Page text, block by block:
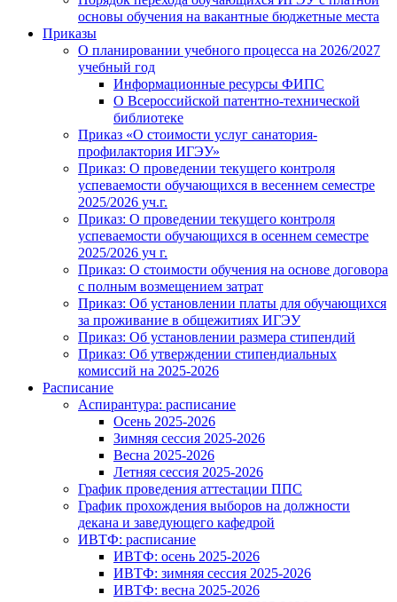
основы обучения на вакантные бюджетные места
Приказы
О планировании учебного процесса на 2026/2027
учебный год
Информационные ресурсы ФИПС
О Всероссийской патентно-технической
библиотеке
Приказ «О стоимости услуг санатория-
профилактория ИГЭУ»
Приказ: О проведении текущего контроля
успеваемости обучающихся в весеннем семестре
2025/2026 уч.г.
Приказ: О проведении текущего контроля
успеваемости обучающихся в осеннем семестре
2025/2026 уч г.
Приказ: О стоимости обучения на основе договора
с полным возмещением затрат
Приказ: Об установлении платы для обучающихся
за проживание в общежитиях ИГЭУ
Приказ: Об установлении размера стипендий
Приказ: Об утверждении стипендиальных
комиссий на 2025-2026
Расписание
Аспирантура: расписание
Осень 2025-2026
Зимняя сессия 2025-2026
Весна 2025-2026
Летняя сессия 2025-2026
График проведения аттестации ППС
График прохождения выборов на должности
декана и заведующего кафедрой
ИВТФ: расписание
ИВТФ: осень 2025-2026
ИВТФ: зимняя сессия 2025-2026
ИВТФ: весна 2025-2026